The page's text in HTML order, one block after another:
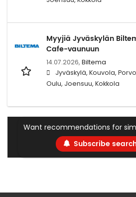
Myyjiä Jyväskylän
Cafe-vaunuun
14.07.2026, Biltema
Jyväskylä, Kouvola,
Oulu, Joensuu, Kokkola
Want recommendations for
Subscribe